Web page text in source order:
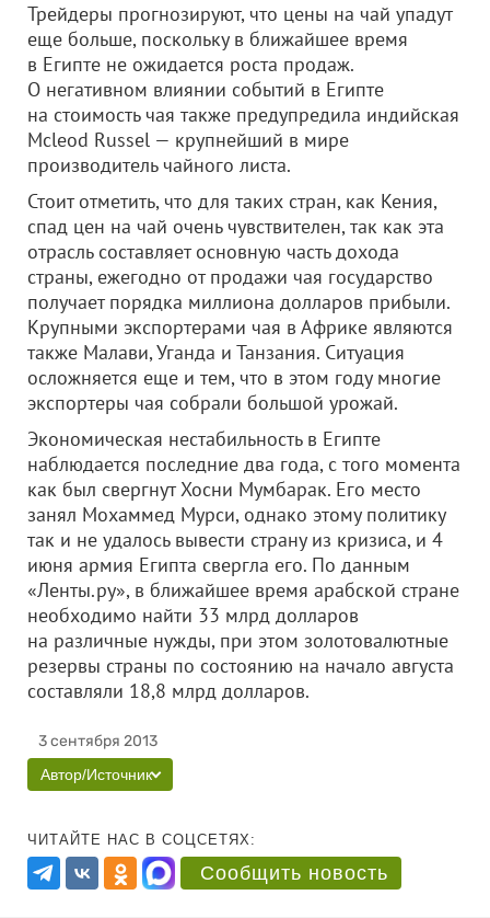
Трейдеры прогнозируют, что цены на чай упадут
еще больше, поскольку в ближайшее время
в Египте не ожидается роста продаж.
О негативном влиянии событий в Египте
на стоимость чая также предупредила индийская
Mcleod Russel — крупнейший в мире
производитель чайного листа.
Стоит отметить, что для таких стран, как Кения,
спад цен на чай очень чувствителен, так как эта
отрасль составляет основную часть дохода
страны, ежегодно от продажи чая государство
получает порядка миллиона долларов прибыли.
Крупными экспортерами чая в Африке являются
также Малави, Уганда и Танзания. Ситуация
осложняется еще и тем, что в этом году многие
экспортеры чая собрали большой урожай.
Экономическая нестабильность в Египте
наблюдается последние два года, с того момента
как был свергнут Хосни Мумбарак. Его место
занял Мохаммед Мурси, однако этому политику
так и не удалось вывести страну из кризиса, и 4
июня армия Египта свергла его. По данным
«Ленты.ру», в ближайшее время арабской стране
необходимо найти 33 млрд долларов
на различные нужды, при этом золотовалютные
резервы страны по состоянию на начало августа
составляли 18,8 млрд долларов.
3 сентября 2013
Автор/Источник
ЧИТАЙТЕ НАС В СОЦСЕТЯХ:
Сообщить новость